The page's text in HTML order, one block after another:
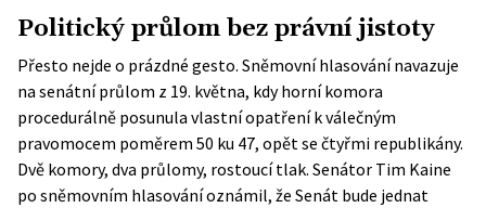
Politický průlom bez právní jistoty
Přesto nejde o prázdné gesto. Sněmovní hlasování navazuje
na senátní průlom z 19. května, kdy horní komora
procedurálně posunula vlastní opatření k válečným
pravomocem poměrem 50 ku 47, opět se čtyřmi republikány.
Dvě komory, dva průlomy, rostoucí tlak. Senátor Tim Kaine
po sněmovním hlasování oznámil, že Senát bude jednat